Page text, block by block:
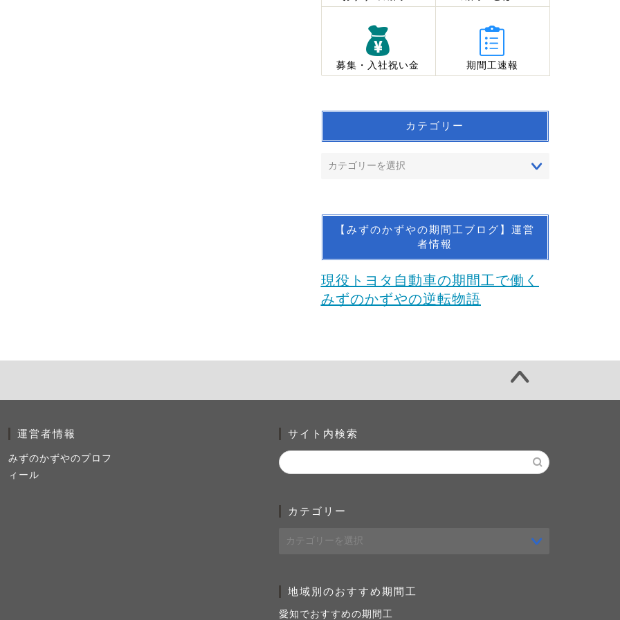
募集・入社祝い金 期間工速報
カテゴリー
【みずのかずやの期間工ブログ】運営
者情報
現役トヨタ自動車の期間工で働く
みずのかずやの逆転物語
運営者情報
みずのかずやのプロフ
ィール
サイト内検索
カテゴリー
地域別のおすすめ期間工
愛知でおすすめの期間工